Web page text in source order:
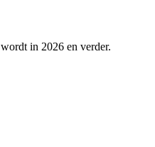
in 2026 en verder.